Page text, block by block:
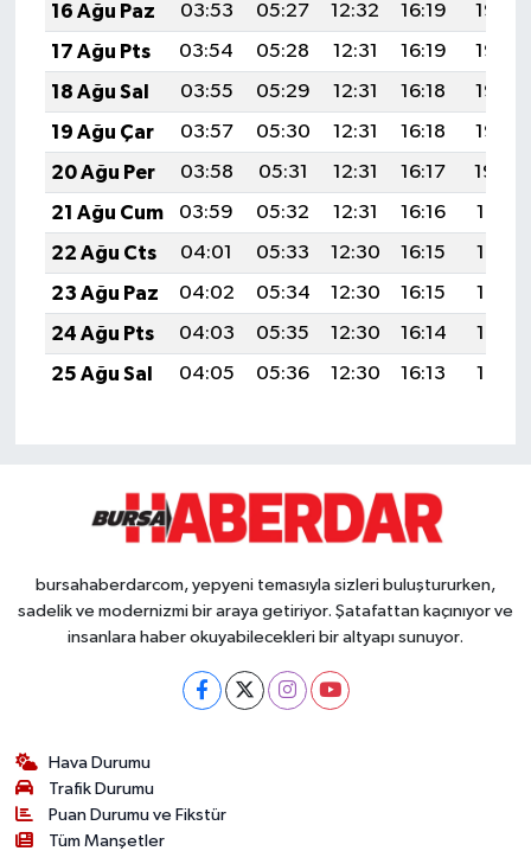
16 Ağu Paz
03:53 05:27 12:32 16:19
19:26
17 Ağu Pts
03:54 05:28 12:31 16:19
19:25
18 Ağu Sal
03:55 05:29 12:31 16:18
19:23
19 Ağu Çar
03:57 05:30 12:31 16:18
19:22
20 Ağu Per
03:58 05:31 12:31 16:17
19:20
21 Ağu Cum
03:59 05:32 12:31 16:16
19:19
22 Ağu Cts
04:01 05:33 12:30 16:15
19:18
23 Ağu Paz
04:02 05:34 12:30 16:15
19:16
24 Ağu Pts
04:03 05:35 12:30 16:14
19:15
25 Ağu Sal
04:05 05:36 12:30 16:13 19:13
bursahaberdarcom, yepyeni temasıyla sizleri buluştururken,
sadelik ve modernizmi bir araya getiriyor. Şatafattan kaçınıyor ve
insanlara haber okuyabilecekleri bir altyapı sunuyor.
Hava Durumu
Trafik Durumu
Puan Durumu ve Fikstür
Tüm Manşetler